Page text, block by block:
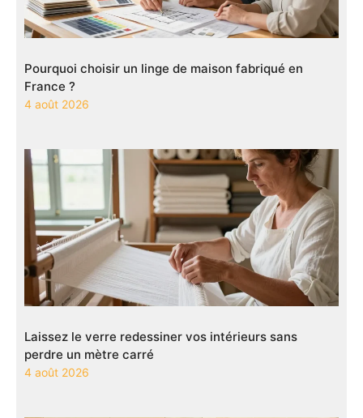
Pourquoi choisir un linge de maison fabriqué en
France ?
4 août 2026
Laissez le verre redessiner vos intérieurs sans
perdre un mètre carré
4 août 2026